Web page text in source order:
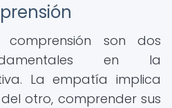
son dos
en la
La empatía implica
otro, comprender sus